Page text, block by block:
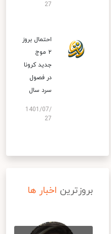
27
احتمال بروز
۲ موج
جدید کرونا
در فصول
سرد سال
1401/07/
27
بروزترین اخبار ها